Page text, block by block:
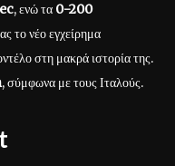
, ενώ τα 0-200
το νέο εγχείρημα
στη μακρά ιστορία της.
, σύμφωνα με τους Ιταλούς.